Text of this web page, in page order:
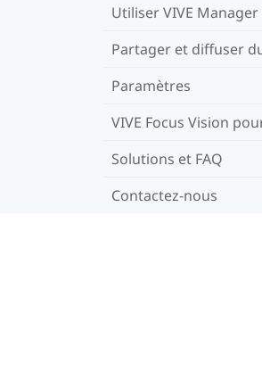
Utiliser VIVE Manager
Partager et diffuser
Paramètres
VIVE Focus Vision
Solutions et FAQ
Contactez-nous